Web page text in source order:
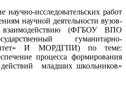
научно-исследовательских работ
научной деятельности вузов-
взаимодействию (ФГБОУ ВПО
гуманитарно-
И МОРДГПИ) по теме:
процесса формирования
младших школьников»